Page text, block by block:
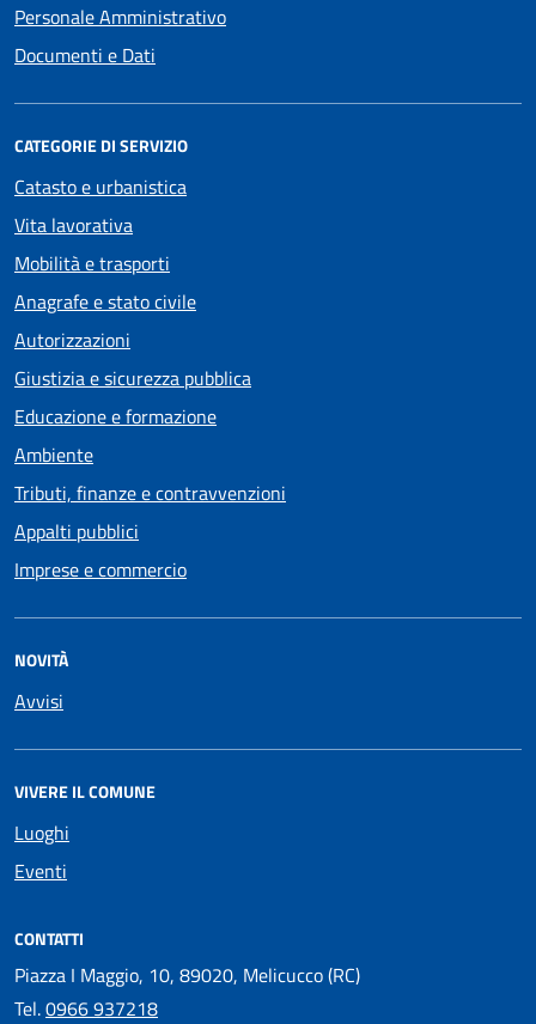
Personale Amministrativo
Documenti e Dati
CATEGORIE DI SERVIZIO
Catasto e urbanistica
Vita lavorativa
Mobilità e trasporti
Anagrafe e stato civile
Autorizzazioni
Giustizia e sicurezza pubblica
Educazione e formazione
Ambiente
Tributi, finanze e contravvenzioni
Appalti pubblici
Imprese e commercio
NOVITÀ
Avvisi
VIVERE IL COMUNE
Luoghi
Eventi
CONTATTI
Piazza I Maggio, 10, 89020, Melicucco (RC)
Tel.0966 937218